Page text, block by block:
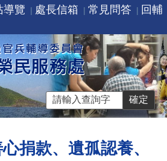
導覽 處長信箱 常見問答
回輔
捐款、遺孤認養、